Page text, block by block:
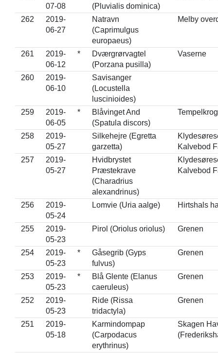
07-08
(Pluvialis dominica)
262
2019-
06-27
Natravn
(Caprimulgus
europaeus)
Melby
261
2019-
06-12
*
Dværgrørvagtel
(Porzana pusilla)
Vaserne
260
2019-
06-10
Savisanger
(Locustella
luscinioides)
259
2019-
06-05
*
Blåvinget And
(Spatula discors)
258
2019-
05-27
Silkehejre (Egretta
garzetta)
Kalvebod
257
2019-
05-27
Hvidbrystet
Præstekrave
(Charadrius
alexandrinus)
Kalvebod
256
2019-
05-24
Lomvie (Uria aalge) Hirtshals
255
2019-
05-23
Pirol (Oriolus oriolus) Grenen
254
2019-
05-23
*
Gåsegrib (Gyps
fulvus)
Grenen
253
2019-
05-23
*
Blå Glente (Elanus
caeruleus)
Grenen
252
2019-
05-23
Ride (Rissa
tridactyla)
Grenen
251
2019-
05-18
Karmindompap
(Carpodacus
erythrinus)
Skagen